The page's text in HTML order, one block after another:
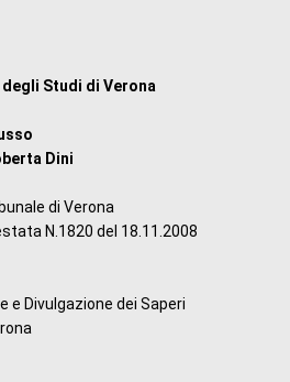
Studi di Verona
Dini
di Verona
N.1820 del 18.11.2008
e Divulgazione dei Saperi